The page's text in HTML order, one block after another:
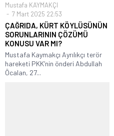
Mustafa KAYMAKÇI
7 Mart 2025 22:53
ÇAĞRIDA, KÜRT KÖYLÜSÜNÜN
SORUNLARININ ÇÖZÜMÜ
KONUSU VAR MI?
Mustafa Kaymakçı Ayrılıkçı terör
hareketi PKK’nin önderi Abdullah
Öcalan, 27...